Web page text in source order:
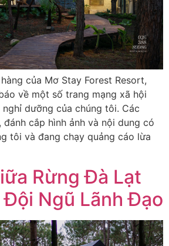
của Mơ Stay Forest Resort,
về một số trang mạng xã hội
dưỡng của chúng tôi. Các
cắp hình ảnh và nội dung có
tôi và đang chạy quảng cáo lừa
Rừng Đà Lạt
Đội Ngũ Lãnh Đạo